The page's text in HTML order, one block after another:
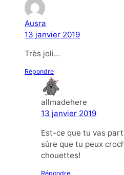
Ausra
13 janvier 2019
Très joli…
Répondre
allmadehere
13 janvier 2019
Est-ce que tu vas
sûre que tu peux
chouettes!
Répondre